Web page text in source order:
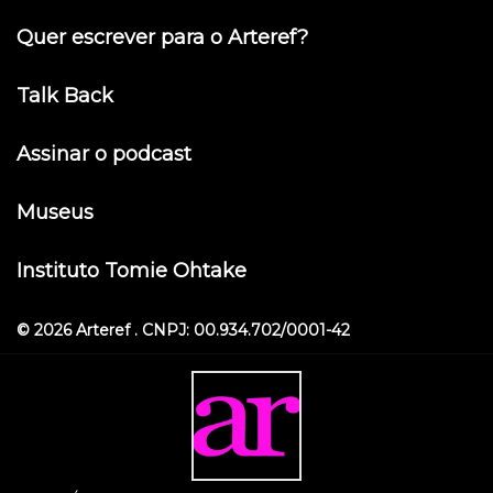
Quer escrever para o Arteref?
Talk Back
Assinar o podcast
Museus
Instituto Tomie Ohtake
© 2026 Arteref . CNPJ: 00.934.702/0001-42